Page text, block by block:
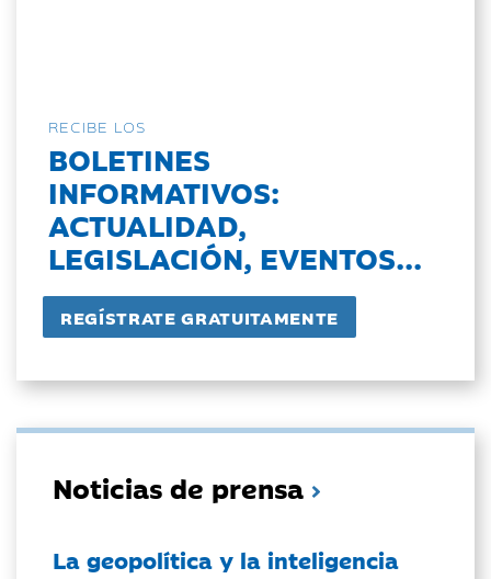
RECIBE LOS
BOLETINES
INFORMATIVOS:
ACTUALIDAD,
LEGISLACIÓN, EVENTOS...
Noticias de prensa
La geopolítica y la inteligencia